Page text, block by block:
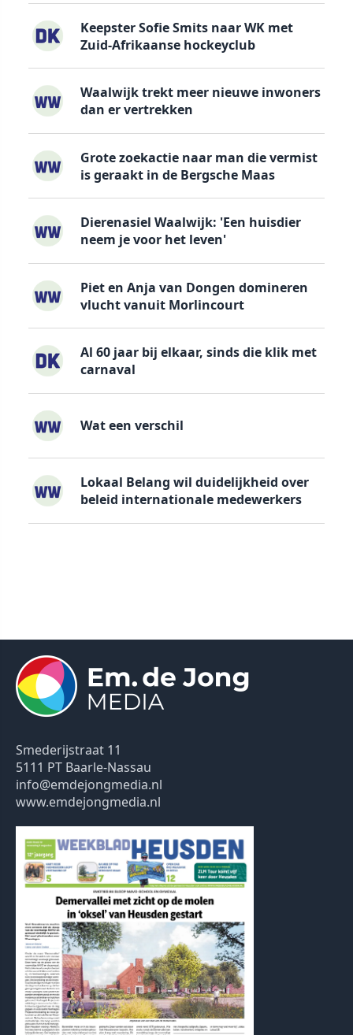
Keepster Sofie Smits naar WK met
Zuid-Afrikaanse hockeyclub
Waalwijk trekt meer nieuwe inwoners
dan er vertrekken
Grote zoekactie naar man die vermist
is geraakt in de Bergsche Maas
Dierenasiel Waalwijk: 'Een huisdier
neem je voor het leven'
Piet en Anja van Dongen domineren
vlucht vanuit Morlincourt
Al 60 jaar bij elkaar, sinds die klik met
carnaval
Wat een verschil
Lokaal Belang wil duidelijkheid over
beleid internationale medewerkers
Smederijstraat 11
5111 PT Baarle-Nassau
info@emdejongmedia.nl
www.emdejongmedia.nl